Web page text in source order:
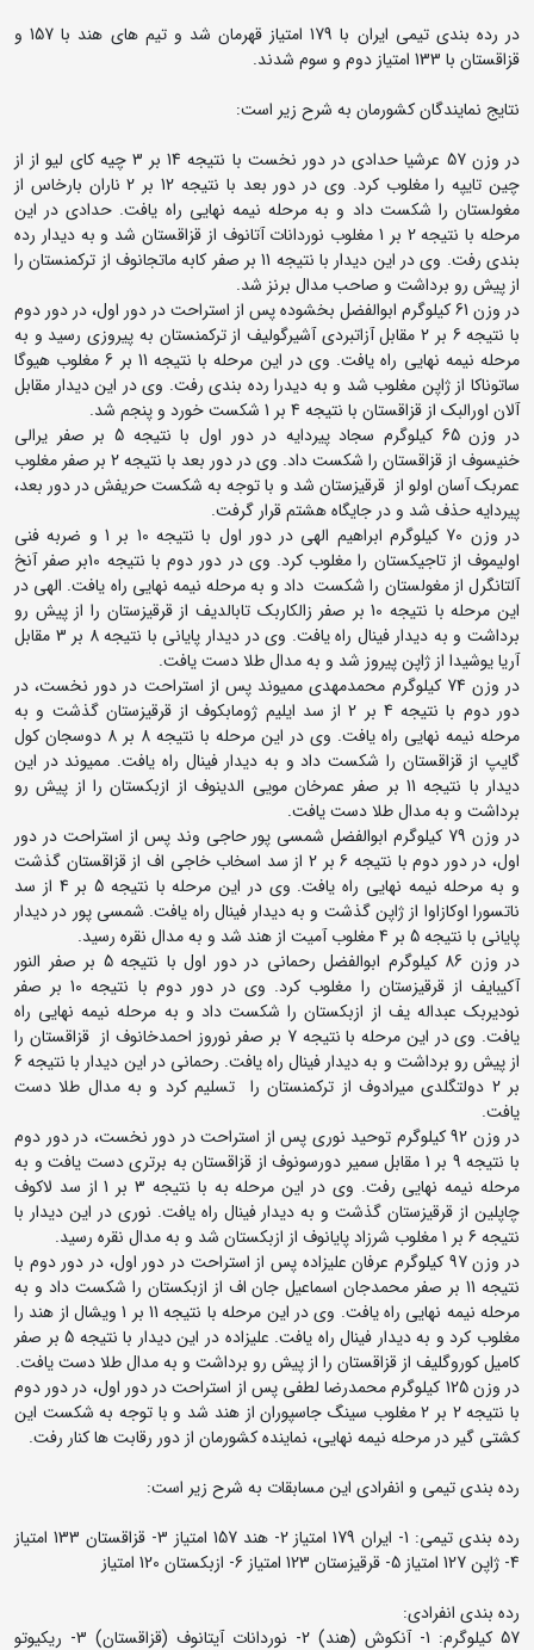
در رده بندی تیمی ایران با 179 امتیاز قهرمان شد و تیم های هند با 157 و
قزاقستان با 133 امتیاز دوم و سوم شدند.
نتایج نمایندگان کشورمان به شرح زیر است:
در وزن 57 عرشیا حدادی در دور نخست با نتیجه 14 بر 3 چیه کای لیو از از
چین تایپه را مغلوب کرد. وی در دور بعد با نتیجه 12 بر 2 ناران بارخاس از
مغولستان را شکست داد و به مرحله نیمه نهایی راه یافت. حدادی در این
مرحله با نتیجه 2 بر 1 مغلوب نوردانات آتانوف از قزاقستان شد و به دیدار رده
بندی رفت. وی در این دیدار با نتیجه 11 بر صفر کابه ماتجانوف از ترکمنستان را
از پیش رو برداشت و صاحب مدال برنز شد.
در وزن 61 کیلوگرم ابوالفضل بخشوده پس از استراحت در دور اول، در دور دوم
با نتیجه 6 بر 2 مقابل آزاتبردی آشیرگولیف از ترکمنستان به پیروزی رسید و به
مرحله نیمه نهایی راه یافت. وی در این مرحله با نتیجه 11 بر 6 مغلوب هیوگا
ساتوناکا از ژاپن مغلوب شد و به دیدرا رده بندی رفت. وی در این دیدار مقابل
آلان اورالبک از قزاقستان با نتیجه 4 بر 1 شکست خورد و پنجم شد.
در وزن 65 کیلوگرم سجاد پیردایه در دور اول با نتیجه 5 بر صفر یرالی
خنیسوف از قزاقستان را شکست داد. وی در دور بعد با نتیجه 2 بر صفر مغلوب
عمربک آسان اولو از قرقیزستان شد و با توجه به شکست حریفش در دور بعد،
پیردایه حذف شد و در جایگاه هشتم قرار گرفت.
در وزن 70 کیلوگرم ابراهیم الهی در دور اول با نتیجه 10 بر 1 و ضربه فنی
اولیموف از تاجیکستان را مغلوب کرد. وی در دور دوم با نتیجه 10بر صفر آنخ
آلتانگرل از مغولستان را شکست داد و به مرحله نیمه نهایی راه یافت. الهی در
این مرحله با نتیجه 10 بر صفر زالکاربک تابالدیف از قرقیزستان را از پیش رو
برداشت و به دیدار فینال راه یافت. وی در دیدار پایانی با نتیجه 8 بر 3 مقابل
آریا یوشیدا از ژاپن پیروز شد و به مدال طلا دست یافت.
در وزن 74 کیلوگرم محمدمهدی ممیوند پس از استراحت در دور نخست، در
دور دوم با نتیجه 4 بر 2 از سد ایلیم ژومابکوف از قرقیزستان گذشت و به
مرحله نیمه نهایی راه یافت. وی در این مرحله با نتیجه 8 بر 8 دوسجان کول
گایپ از قزاقستان را شکست داد و به دیدار فینال راه یافت. ممیوند در این
دیدار با نتیجه 11 بر صفر عمرخان مویی الدینوف از ازبکستان را از پیش رو
برداشت و به مدال طلا دست یافت.
در وزن 79 کیلوگرم ابوالفضل شمسی پور حاجی وند پس از استراحت در دور
اول، در دور دوم با نتیجه 6 بر 2 از سد اسخاب خاجی اف از قزاقستان گذشت
و به مرحله نیمه نهایی راه یافت. وی در این مرحله با نتیجه 5 بر 4 از سد
ناتسورا اوکازاوا از ژاپن گذشت و به دیدار فینال راه یافت. شمسی پور در دیدار
پایانی با نتیجه 5 بر 4 مغلوب آمیت از هند شد و به مدال نقره رسید.
در وزن 86 کیلوگرم ابوالفضل رحمانی در دور اول با نتیجه 5 بر صفر النور
آکیبایف از قرقیزستان را مغلوب کرد. وی در دور دوم با نتیجه 10 بر صفر
نودیربک عبداله یف از ازبکستان را شکست داد و به مرحله نیمه نهایی راه
یافت. وی در این مرحله با نتیجه 7 بر صفر نوروز احمدخانوف از قزاقستان را
از پیش رو برداشت و به دیدار فینال راه یافت. رحمانی در این دیدار با نتیجه 6
بر 2 دولتگلدی میرادوف از ترکمنستان را تسلیم کرد و به مدال طلا دست
یافت.
در وزن 92 کیلوگرم توحید نوری پس از استراحت در دور نخست، در دور دوم
با نتیجه 9 بر 1 مقابل سمیر دورسونوف از قزاقستان به برتری دست یافت و به
مرحله نیمه نهایی رفت. وی در این مرحله به با نتیجه 3 بر 1 از سد لاکوف
چاپلین از قرقیزستان گذشت و به دیدار فینال راه یافت. نوری در این دیدار با
نتیجه 6 بر 1 مغلوب شرزاد پایانوف از ازبکستان شد و به مدال نقره رسید.
در وزن 97 کیلوگرم عرفان علیزاده پس از استراحت در دور اول، در دور دوم با
نتیجه 11 بر صفر محمدجان اسماعیل جان اف از ازبکستان را شکست داد و به
مرحله نیمه نهایی راه یافت. وی در این مرحله با نتیجه 11 بر 1 ویشال از هند را
مغلوب کرد و به دیدار فینال راه یافت. علیزاده در این دیدار با نتیجه 5 بر صفر
کامیل کوروگلیف از قزاقستان را از پیش رو برداشت و به مدال طلا دست یافت.
در وزن 125 کیلوگرم محمدرضا لطفی پس از استراحت در دور اول، در دور دوم
با نتیجه 2 بر 2 مغلوب سینگ جاسپوران از هند شد و با توجه به شکست این
کشتی گیر در مرحله نیمه نهایی، نماینده کشورمان از دور رقابت ها کنار رفت.
رده بندی تیمی و انفرادی این مسابقات به شرح زیر است:
رده بندی تیمی: 1- ایران 179 امتیاز 2- هند 157 امتیاز 3- قزاقستان 133 امتیاز
4- ژاپن 127 امتیاز 5- قرقیزستان 123 امتیاز 6- ازبکستان 120 امتیاز
رده بندی انفرادی:
57 کیلوگرم: 1- آنکوش (هند) 2- نوردانات آیتانوف (قزاقستان) 3- ریکیوتو